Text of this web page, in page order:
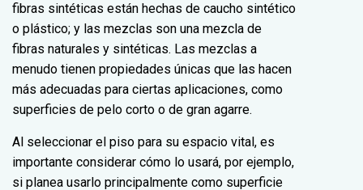
fibras sintéticas están hechas de caucho sintético
o plástico; y las mezclas son una mezcla de
fibras naturales y sintéticas. Las mezclas a
menudo tienen propiedades únicas que las hacen
más adecuadas para ciertas aplicaciones, como
superficies de pelo corto o de gran agarre.
Al seleccionar el piso para su espacio vital, es
importante considerar cómo lo usará, por ejemplo,
si planea usarlo principalmente como superficie